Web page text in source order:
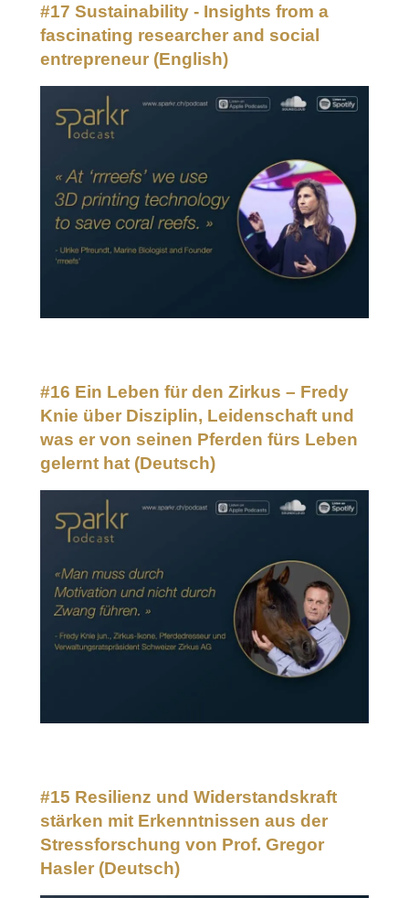
#17 Sustainability - Insights from a
fascinating researcher and social
entrepreneur (English)
#16 Ein Leben für den Zirkus – Fredy
Knie über Disziplin, Leidenschaft und
was er von seinen Pferden fürs Leben
gelernt hat (Deutsch)
#15 Resilienz und Widerstandskraft
stärken mit Erkenntnissen aus der
Stressforschung von Prof. Gregor
Hasler (Deutsch)